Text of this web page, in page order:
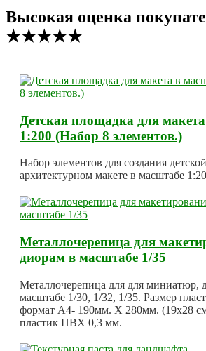
Высокая оценка
★★★★★
Детская площадка для
1:200 (Набор 8 элементов.)
Набор элементов для создания
архитектурном макете в масштабе
Металлочерепица для
диорам в масштабе 1/35
Металлочерепица для для миниатюр,
масштабе 1/30, 1/32, 1/35. Размер
формат А4- 190мм. Х 280мм. (19х28
пластик ПВХ 0,3 мм.